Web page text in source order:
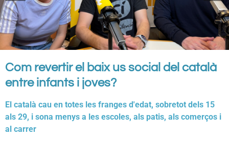
Com revertir el baix us social del català
entre infants i joves?
El català cau en totes les franges d'edat, sobretot dels 15
als 29, i sona menys a les escoles, als patis, als comerços i
al carrer